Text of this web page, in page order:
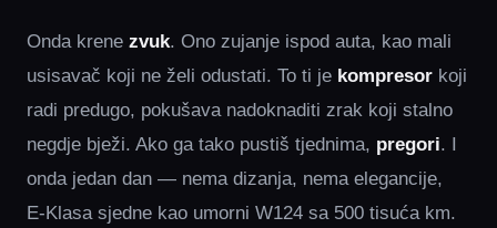
Onda krene zvuk. Ono zujanje ispod auta, kao mali
usisavač koji ne želi odustati. To ti je kompresor koji
radi predugo, pokušava nadoknaditi zrak koji stalno
negdje bježi. Ako ga tako pustiš tjednima, pregori. I
onda jedan dan — nema dizanja, nema elegancije,
E‑Klasa sjedne kao umorni W124 sa 500 tisuća km.